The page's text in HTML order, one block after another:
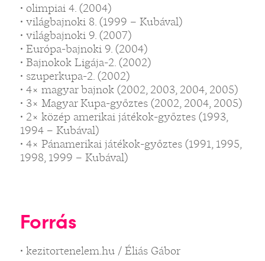
• olimpiai 4. (2004)
• világbajnoki 8. (1999 – Kubával)
• világbajnoki 9. (2007)
• Európa-bajnoki 9. (2004)
• Bajnokok Ligája-2. (2002)
• szuperkupa-2. (2002)
• 4× magyar bajnok (2002, 2003, 2004, 2005)
• 3× Magyar Kupa-győztes (2002, 2004, 2005)
• 2× közép amerikai játékok-győztes (1993,
1994 – Kubával)
• 4× Pánamerikai játékok-győztes (1991, 1995,
1998, 1999 – Kubával)
Forrás
• kezitortenelem.hu / Éliás Gábor